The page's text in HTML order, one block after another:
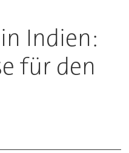
Indien:
für den